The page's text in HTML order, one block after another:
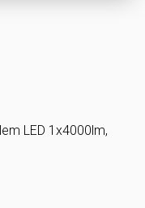
LED 1x4000lm,